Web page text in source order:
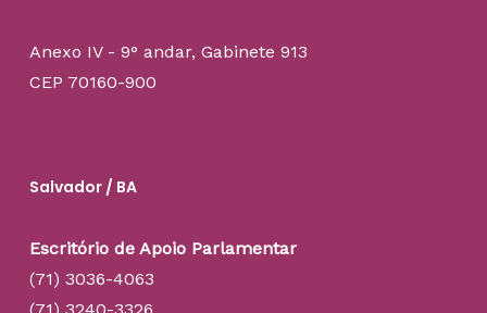
Anexo IV - 9° andar, Gabinete 913
CEP 70160-900
Salvador / BA
Escritório de Apoio Parlamentar
(71) 3036-4063